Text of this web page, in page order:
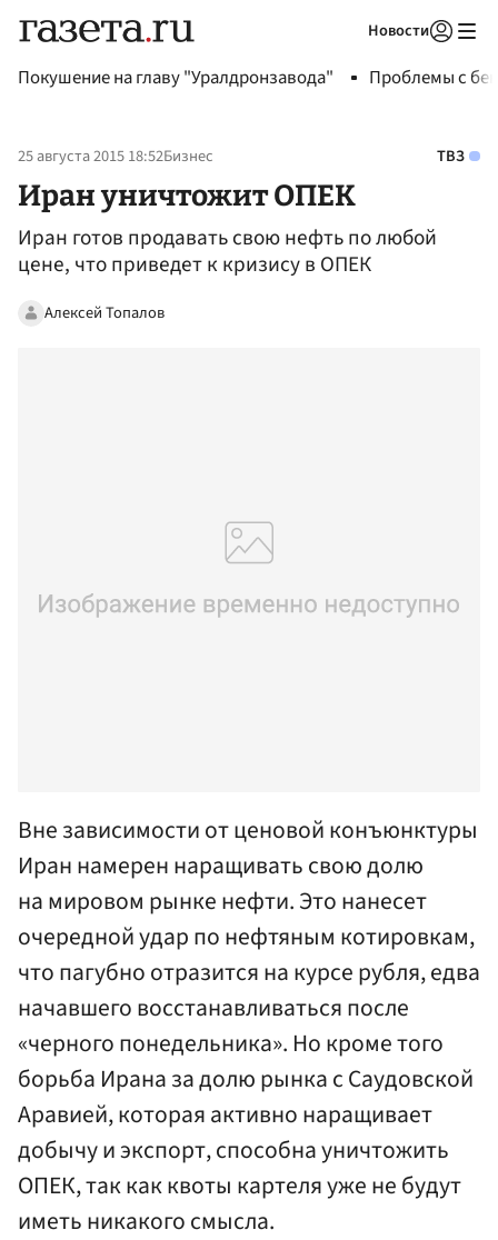
Новости
Покушение на главу "Уралдронзавода" Проблемы с
25 августа 2015 18:52Бизнес ТВЗ
Иран уничтожит ОПЕК
Иран готов продавать свою нефть по любой
цене, что приведет к кризису в ОПЕК
Алексей Топалов
Вне зависимости от ценовой конъюнктуры
Иран намерен наращивать свою долю
на мировом рынке нефти. Это нанесет
очередной удар по нефтяным котировкам,
что пагубно отразится на курсе рубля, едва
начавшего восстанавливаться после
«черного понедельника». Но кроме того
борьба Ирана за долю рынка с Саудовской
Аравией, которая активно наращивает
добычу и экспорт, способна уничтожить
ОПЕК, так как квоты картеля уже не будут
иметь никакого смысла.